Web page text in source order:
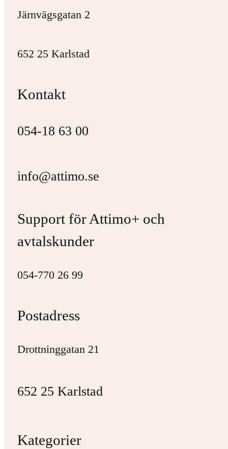
Järnvägsgatan 2
652 25 Karlstad
Kontakt
054-18 63 00
info@attimo.se
Support för Attimo+ och
avtalskunder
054-770 26 99
Postadress
Drottninggatan 21
652 25 Karlstad
Kategorier